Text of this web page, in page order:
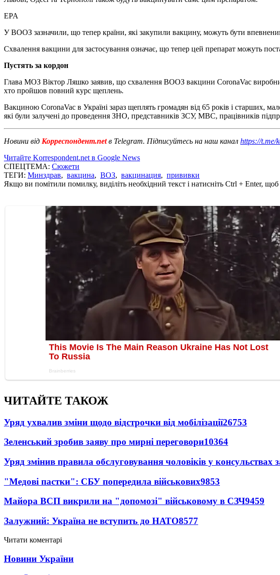
EPA
У ВООЗ зазначили, що тепер країни, які закупили вакцину, можуть бути
Схвалення вакцини для застосування означає, що тепер цей препарат можуть
Пустять за кордон
Глава МОЗ Віктор Ляшко заявив, що схвалення ВООЗ вакцини CoronaVac
хто пройшов повний курс щеплень.
Вакциною CoronaVac в Україні зараз щеплять громадян від 65 років і старших,
які були залучені до проведення ЗНО, представників ЗСУ, МВС, працівників
Новини від Корреспондент.netв Telegram. Підписуйтесь на наш канал https://t.me/
Читайте Korrespondent.net в Google News
СПЕЦТЕМА: Сюжети
ТЕГИ: Минздрав, вакцина, ВОЗ, вакцинация, прививки
Якщо ви помітили помилку, виділіть необхідний текст і натисніть Ctrl + Enter,
ЧИТАЙТЕ ТАКОЖ
Уряд ухвалив зміни щодо відстрочки від мобілізації26753
Зеленський зробив заяву про мирні переговори10364
Уряд змінив правила обслуговування чоловіків у консульствах
"Медові пастки": СБУ попередила військових9853
Майора ВСП викрили на "допомозі" військовому в СЗЧ9459
Залужний: Україна не вступить до НАТО8577
Читати коментарі
Новини України